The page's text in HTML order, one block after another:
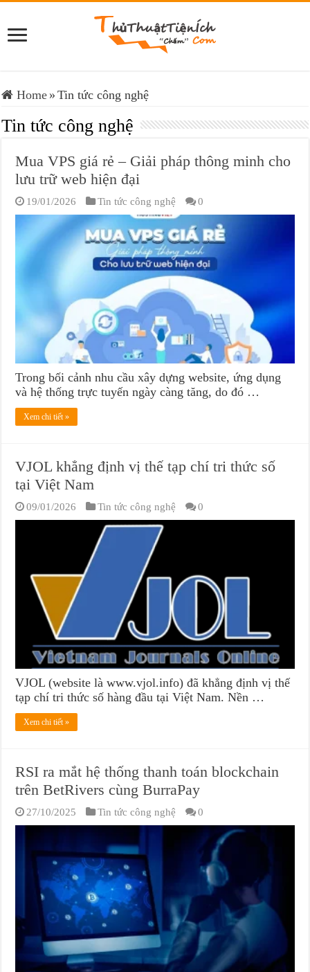
Home » Tin tức công nghệ
Tin tức công nghệ
Mua VPS giá rẻ – Giải pháp thông minh cho
lưu trữ web hiện đại
19/01/2026 Tin tức công nghệ 0
Trong bối cảnh nhu cầu xây dựng website, ứng dụng
và hệ thống trực tuyến ngày càng tăng, do đó …
Xem chi tiết »
VJOL khẳng định vị thế tạp chí tri thức số
tại Việt Nam
09/01/2026 Tin tức công nghệ 0
VJOL (website là www.vjol.info) đã khẳng định vị thế
tạp chí tri thức số hàng đầu tại Việt Nam. Nền …
Xem chi tiết »
RSI ra mắt hệ thống thanh toán blockchain
trên BetRivers cùng BurraPay
27/10/2025 Tin tức công nghệ 0